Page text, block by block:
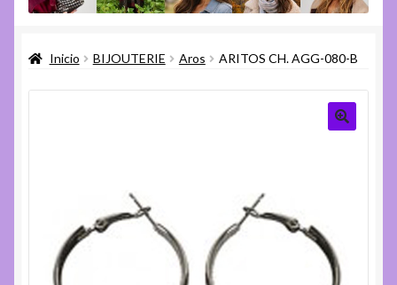
menú
menú
Ayuda
el
menú
hijo
Inicio BIJOUTERIE Aros ARITOS CH. AGG-080-B